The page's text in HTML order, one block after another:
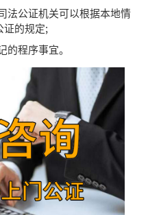
公证机关可以根据本地情
证的规定;
程序事宜。